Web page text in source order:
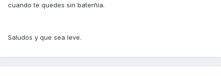
cuando te quedes sin baterñia.
Saludos y que sea leve.